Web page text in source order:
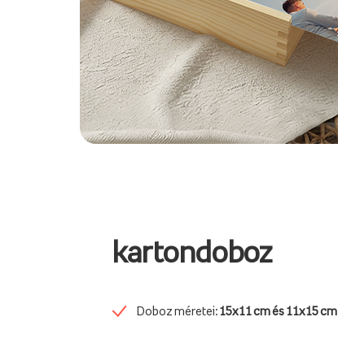
kartondoboz
Doboz méretei: 15x11 cm és 11x15 cm